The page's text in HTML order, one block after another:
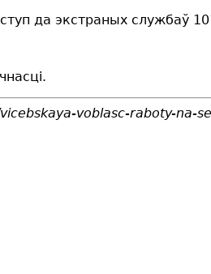
да экстраных службаў
voblasc-raboty-na-